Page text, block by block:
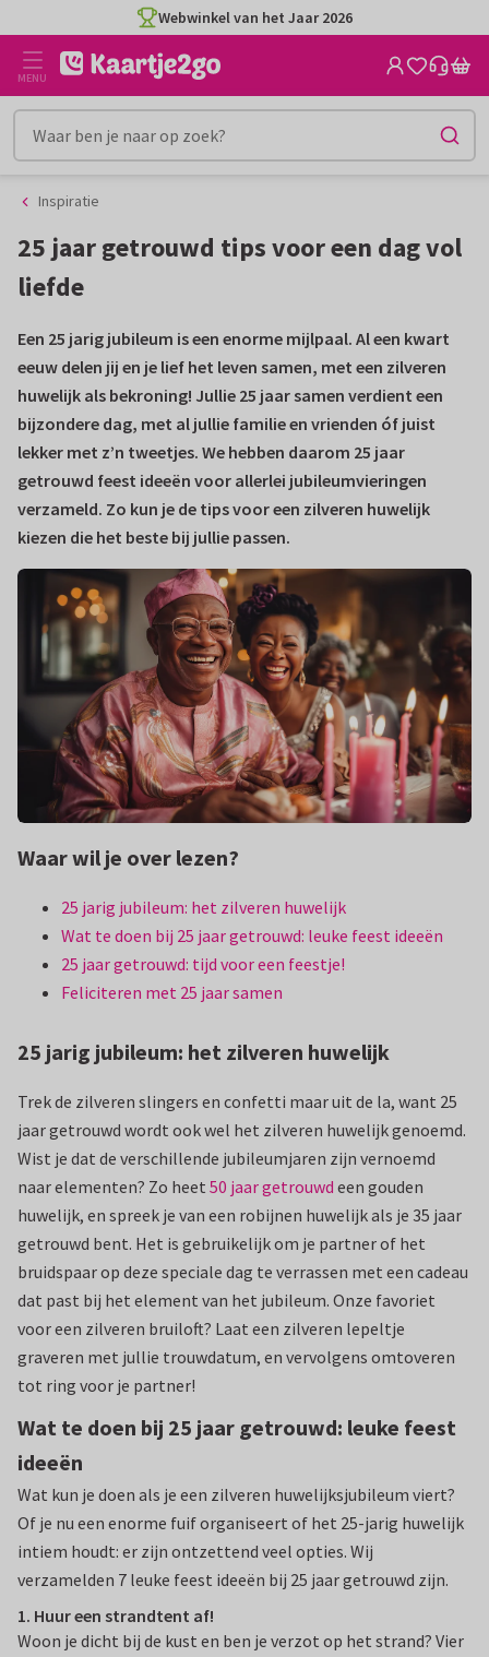
naar
inhoud
naar
het
filter
Webwinkel van het Jaar 2026
MENU
Inspiratie
25 jaar getrouwd tips voor een dag vol
liefde
Een 25 jarig jubileum is een enorme mijlpaal. Al een kwart
eeuw delen jij en je lief het leven samen, met een zilveren
huwelijk als bekroning! Jullie 25 jaar samen verdient een
bijzondere dag, met al jullie familie en vrienden óf juist
lekker met z’n tweetjes. We hebben daarom 25 jaar
getrouwd feest ideeën voor allerlei jubileumvieringen
verzameld. Zo kun je de tips voor een zilveren huwelijk
kiezen die het beste bij jullie passen.
Waar wil je over lezen?
25 jarig jubileum: het zilveren huwelijk
Wat te doen bij 25 jaar getrouwd: leuke feest ideeën
25 jaar getrouwd: tijd voor een feestje!
Feliciteren met 25 jaar samen
25 jarig jubileum: het zilveren huwelijk
Trek de zilveren slingers en confetti maar uit de la, want 25
jaar getrouwd wordt ook wel het zilveren huwelijk genoemd.
Wist je dat de verschillende jubileumjaren zijn vernoemd
naar elementen? Zo heet 50 jaar getrouwd een gouden
huwelijk, en spreek je van een robijnen huwelijk als je 35 jaar
getrouwd bent. Het is gebruikelijk om je partner of het
bruidspaar op deze speciale dag te verrassen met een cadeau
dat past bij het element van het jubileum. Onze favoriet
voor een zilveren bruiloft? Laat een zilveren lepeltje
graveren met jullie trouwdatum, en vervolgens omtoveren
tot ring voor je partner!
Wat te doen bij 25 jaar getrouwd: leuke feest
ideeën
Wat kun je doen als je een zilveren huwelijksjubileum viert?
Of je nu een enorme fuif organiseert of het 25-jarig huwelijk
intiem houdt: er zijn ontzettend veel opties. Wij
verzamelden 7 leuke feest ideeën bij 25 jaar getrouwd zijn.
1. Huur een strandtent af!
Woon je dicht bij de kust en ben je verzot op het strand? Vier